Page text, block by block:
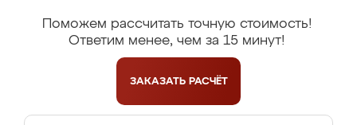
Поможем рассчитать точную стоимость!
Ответим менее, чем за 15 минут!
ЗАКАЗАТЬ РАСЧЁТ